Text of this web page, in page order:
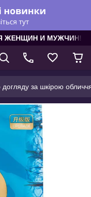
ЖЕНЩИН И МУЖЧИН!
за шкірою